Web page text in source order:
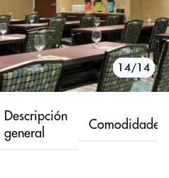
1/14
2/14
3/14
4/14
5/14
6/14
7/14
8/14
9/14
10/14
11/14
12/14
13/14
14/14
Descripción
general
Comodidades